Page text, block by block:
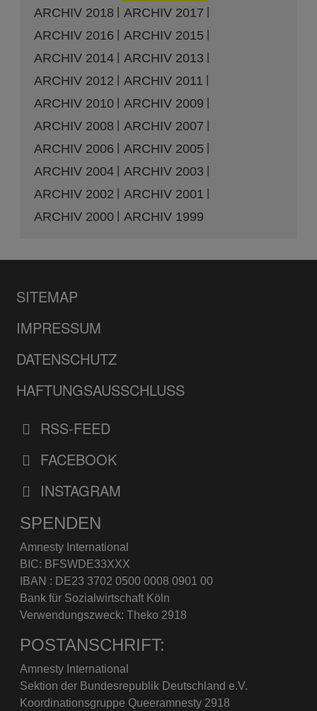
ARCHIV 2018
ARCHIV 2017
ARCHIV 2016
ARCHIV 2015
ARCHIV 2014
ARCHIV 2013
ARCHIV 2012
ARCHIV 2011
ARCHIV 2010
ARCHIV 2009
ARCHIV 2008
ARCHIV 2007
ARCHIV 2006
ARCHIV 2005
ARCHIV 2004
ARCHIV 2003
ARCHIV 2002
ARCHIV 2001
ARCHIV 2000
ARCHIV 1999
SITEMAP
IMPRESSUM
DATENSCHUTZ
HAFTUNGSAUSSCHLUSS
RSS-FEED
FACEBOOK
INSTAGRAM
SPENDEN
Amnesty International
BIC: BFSWDE33XXX
IBAN : DE23 3702 0500 0008 0901 00
Bank für Sozialwirtschaft Köln
Verwendungszweck: Theko 2918
POSTANSCHRIFT:
Amnesty International
Sektion der Bundesrepublik Deutschland e.V.
Koordinationsgruppe Queeramnesty 2918